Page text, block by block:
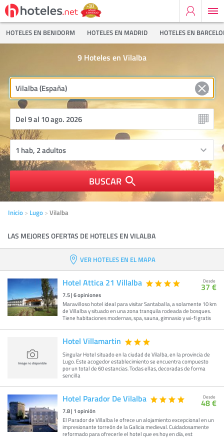
HOTELES EN BENIDORM HOTELES EN MADRID HOTELES EN
Hoteles en Vilalba
9
BUSCAR
Inicio Lugo Vilalba
LAS MEJORES OFERTAS DE HOTELES EN VILALBA
VER HOTELES EN EL MAPA
Hotel Attica 21 Villalba
7.5|6opiniones
Maravilloso hotel ideal para visitar Santaballa, a solamente 10 km
de Villalba y situado en una zona tranquila rodeada de bosques.
Tiene habitaciones modernas, spa, sauna, gimnasio y wi-fi gratis
Desde
37 €
Hotel Villamartin
Singular Hotel situado en la ciudad de Vilalba, en la provincia de
Lugo. Este acogedor establecimiento se encuentra compuesto
por un total de 60 estancias. Todas ellas, decoradas de forma
sencilla
Hotel Parador De Vilalba
7.8| 1opinión
El Parador de Villalba le ofrece un alojamiento excepcional en un
impresionante torreón de la Galicia medieval. Cuidadosamente
reformado para ofrecerle el hotel que es hoy en día, est
Desde
48 €